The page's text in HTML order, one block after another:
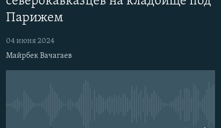
Вернутся
КАВКАЗ.РЕАЛИИ
СИБИРЬ.РЕАЛИИ
РАСПИСАНИЕ ВЕЩАНИЯ
Парижем
04 июня 2024
Майрбек Вачагаев